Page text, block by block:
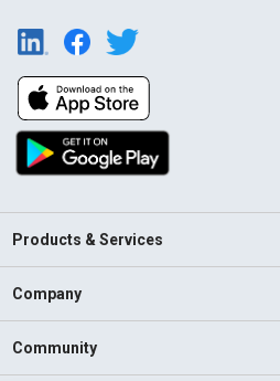
Products & Services
Company
Community